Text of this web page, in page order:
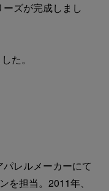
ズが完成しまし
た。
レルメーカーにて
を担当。2011年、